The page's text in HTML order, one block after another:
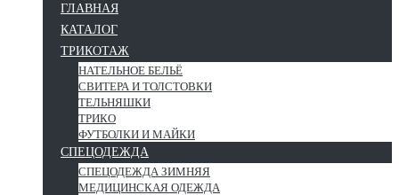
ГЛАВНАЯ
КАТАЛОГ
ТРИКОТАЖ
НАТЕЛЬНОЕ БЕЛЬЁ
СВИТЕРА И ТОЛСТОВКИ
ТЕЛЬНЯШКИ
ТРИКО
ФУТБОЛКИ И МАЙКИ
СПЕЦОДЕЖДА
СПЕЦОДЕЖДА ЗИМНЯЯ
МЕДИЦИНСКАЯ ОДЕЖДА